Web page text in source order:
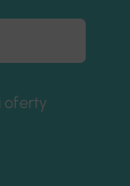
oferty